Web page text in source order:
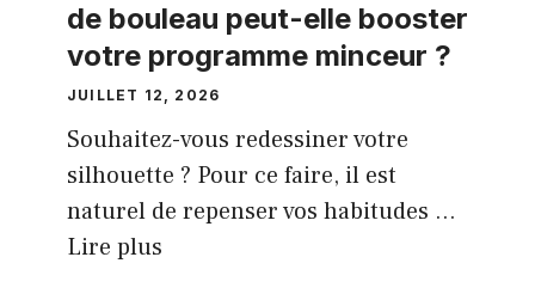
de bouleau peut-elle booster
votre programme minceur ?
JUILLET 12, 2026
Souhaitez-vous redessiner votre
silhouette ? Pour ce faire, il est
naturel de repenser vos habitudes ...
Lire plus